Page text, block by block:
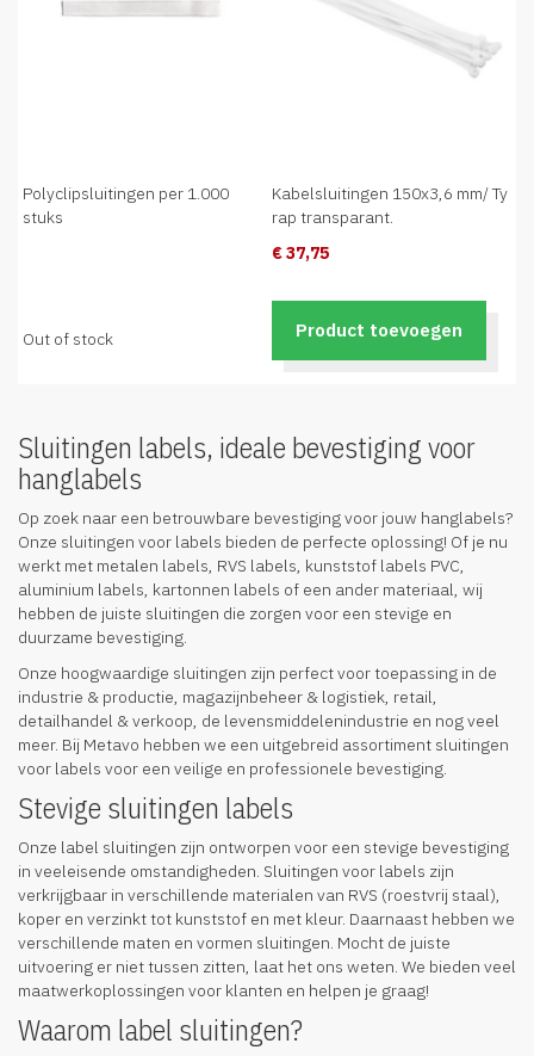
Polyclipsluitingen per 1.000
stuks
Out of stock
Kabelsluitingen 150x3,6 mm/ Ty
rap transparant.
€ 37,75
Product toevoegen
Sluitingen labels, ideale bevestiging voor
hanglabels
Op zoek naar een betrouwbare bevestiging voor jouw hanglabels?
Onze sluitingen voor labels bieden de perfecte oplossing! Of je nu
werkt met metalen labels, RVS labels, kunststof labels PVC,
aluminium labels, kartonnen labels of een ander materiaal, wij
hebben de juiste sluitingen die zorgen voor een stevige en
duurzame bevestiging.
Onze hoogwaardige sluitingen zijn perfect voor toepassing in de
industrie & productie, magazijnbeheer & logistiek, retail,
detailhandel & verkoop, de levensmiddelenindustrie en nog veel
meer. Bij Metavo hebben we een uitgebreid assortiment sluitingen
voor labels voor een veilige en professionele bevestiging.
Stevige sluitingen labels
Onze label sluitingen zijn ontworpen voor een stevige bevestiging
in veeleisende omstandigheden. Sluitingen voor labels zijn
verkrijgbaar in verschillende materialen van RVS (roestvrij staal),
koper en verzinkt tot kunststof en met kleur. Daarnaast hebben we
verschillende maten en vormen sluitingen. Mocht de juiste
uitvoering er niet tussen zitten, laat het ons weten. We bieden veel
maatwerkoplossingen voor klanten en helpen je graag!
Waarom label sluitingen?